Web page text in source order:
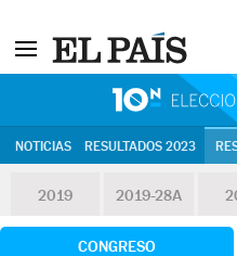
NOTICIAS RESULTADOS 2023
2019 2019-28A
CONGRESO